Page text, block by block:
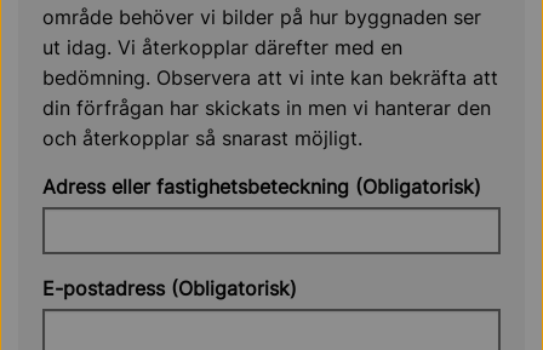
område behöver vi bilder på hur byggnaden ser
ut idag. Vi återkopplar därefter med en
bedömning. Observera att vi inte kan bekräfta att
din förfrågan har skickats in men vi hanterar den
och återkopplar så snarast möjligt.
Adress eller fastighetsbeteckning (Obligatorisk)
E-postadress (Obligatorisk)